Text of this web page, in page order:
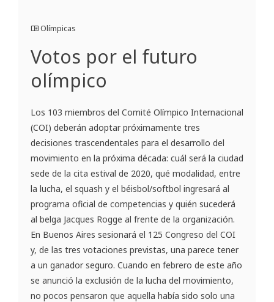
Olímpicas
Votos por el futuro
olímpico
Los 103 miembros del Comité Olímpico Internacional
(COI) deberán adoptar próximamente tres
decisiones trascendentales para el desarrollo del
movimiento en la próxima década: cuál será la ciudad
sede de la cita estival de 2020, qué modalidad, entre
la lucha, el squash y el béisbol/softbol ingresará al
programa oficial de competencias y quién sucederá
al belga Jacques Rogge al frente de la organización.
En Buenos Aires sesionará el 125 Congreso del COI
y, de las tres votaciones previstas, una parece tener
a un ganador seguro. Cuando en febrero de este año
se anunció la exclusión de la lucha del movimiento,
no pocos pensaron que aquella había sido solo una